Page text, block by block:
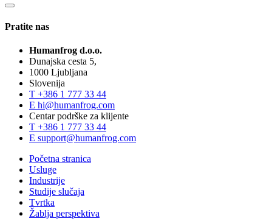
Pratite nas
Humanfrog d.o.o.
Dunajska cesta 5,
1000 Ljubljana
Slovenija
T +386 1 777 33 44
E hi@humanfrog.com
Centar podrške za klijente
T +386 1 777 33 44
E support@humanfrog.com
Početna stranica
Usluge
Industrije
Studije slučaja
Tvrtka
Žablja perspektiva